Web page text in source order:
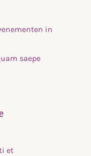
in
saepe
et